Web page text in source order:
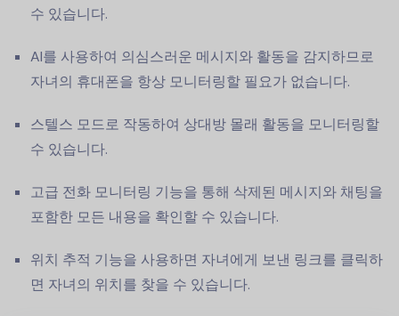
수 있습니다.
AI를 사용하여 의심스러운 메시지와 활동을 감지하므로
자녀의 휴대폰을 항상 모니터링할 필요가 없습니다.
스텔스 모드로 작동하여 상대방 몰래 활동을 모니터링할
수 있습니다.
고급 전화 모니터링 기능을 통해 삭제된 메시지와 채팅을
포함한 모든 내용을 확인할 수 있습니다.
위치 추적 기능을 사용하면 자녀에게 보낸 링크를 클릭하
면 자녀의 위치를 찾을 수 있습니다.